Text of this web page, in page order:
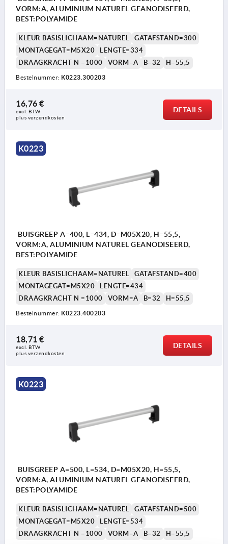
VORM:A, ALUMINIUM NATUREL GEANODISEERD,
BEST:POLYAMIDE
KLEUR BASISLICHAAM=NATUREL
GATAFSTAND=300
MONTAGEGAT=M5X20
LENGTE=334
DRAAGKRACHT N =1000
VORM=A B=32 H=55,5
Bestelnummer: K0223.300203
16,76 €
excl. BTW
plus verzendkosten
DETAILS
K0223
BUISGREEP A=400, L=434, D=M05X20, H=55,5,
VORM:A, ALUMINIUM NATUREL GEANODISEERD,
BEST:POLYAMIDE
KLEUR BASISLICHAAM=NATUREL
GATAFSTAND=400
MONTAGEGAT=M5X20
LENGTE=434
DRAAGKRACHT N =1000
VORM=A B=32 H=55,5
Bestelnummer: K0223.400203
18,71 €
excl. BTW
plus verzendkosten
DETAILS
K0223
BUISGREEP A=500, L=534, D=M05X20, H=55,5,
VORM:A, ALUMINIUM NATUREL GEANODISEERD,
BEST:POLYAMIDE
KLEUR BASISLICHAAM=NATUREL
GATAFSTAND=500
MONTAGEGAT=M5X20
LENGTE=534
DRAAGKRACHT N =1000
VORM=A B=32 H=55,5